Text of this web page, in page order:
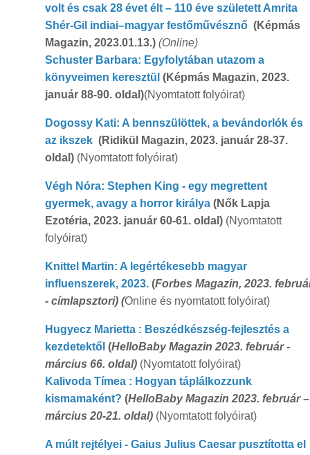
volt és csak 28 évet élt – 110 éve született Amrita
Shér-Gil indiai–magyar festőművésznő (Képmás
Magazin, 2023.01.13.) (Online)
Schuster Barbara: Egyfolytában utazom a
könyveimen keresztül (Képmás Magazin, 2023.
január 88-90. oldal)(Nyomtatott folyóirat)
Dogossy Kati: A bennszülöttek, a bevándorlók és
az ikszek (Ridikül Magazin, 2023. január 28-37.
oldal) (Nyomtatott folyóirat)
Végh Nóra: Stephen King - egy megrettent
gyermek, avagy a horror királya (Nők Lapja
Ezotéria, 2023. január 60-61. oldal) (Nyomtatott
folyóirat)
Knittel Martin: A legértékesebb magyar
influenszerek, 2023.(Forbes Magazin, 2023.
- címlapsztori) (Online és nyomtatott folyóirat)
Hugyecz Marietta : Beszédkészség-fejlesztés a
kezdetektől (HelloBaby Magazin 2023. február -
március 66. oldal) (Nyomtatott folyóirat)
Kalivoda Tímea : Hogyan táplálkozzunk
kismamaként? (HelloBaby Magazin 2023. február –
március 20-21. oldal) (Nyomtatott folyóirat)
A múlt rejtélyei - Gaius Julius Caesar pusztította el